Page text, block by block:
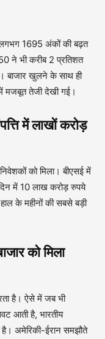
1695 अंकों की बढ़त
ने भी करीब 2 प्रतिशत
बाजार खुलने के साथ ही
मजबूत तेजी देखी गई।
में लाखों करोड़
को मिला। बीएसई में
में 10 लाख करोड़ रुपये
के महीनों की सबसे बड़ी
को मिला
है। ऐसे में जब भी
आती है, भारतीय
है। अमेरिकी-ईरान समझौते